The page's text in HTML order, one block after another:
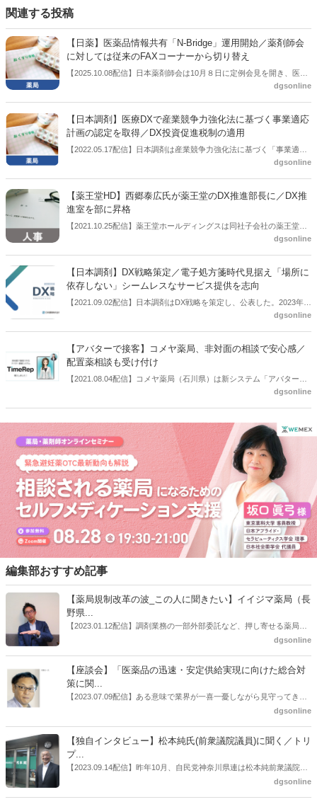
関連する投稿
【日薬】医薬品情報共有「N-Bridge」運用開始／薬剤師会
に対しては従来のFAXコーナーから切り替え
【2025.10.08配信】日本薬剤師会は10月８日に定例会見を開き、医薬
品情報共有機能を含めた薬局DX基盤サービス「N-Bridge」の運用を開
薬品情報共有・医薬品発注等の機能を統合したシステムを提供する。
電子お薬手帳システム等を続合し、各都道府県・地域・支部 薬剤師会
に対して従来のFAXコーナーから切り替えを行う見込み。
dgsonline
【日本調剤】医療DXで産業競争力強化法に基づく事業適応
計画の認定を取得／DX投資促進税制の適用
【2022.05.17配信】日本調剤は産業競争力強化法に基づく「事業適応
dgsonline
【薬王堂HD】西郷泰広氏が薬王堂のDX推進部長に／DX推
進室を部に昇格
【2021.10.25配信】薬王堂ホールディングスは同社子会社の薬王堂の
DX推進部長に西郷泰広氏が就く人事を公表した。DX推進室を部に昇
dgsonline
【日本調剤】DX戦略策定／電子処方箋時代見据え「場所に
依存しない」シームレスなサービス提供を志向
【2021.09.02配信】日本調剤はDX戦略を策定し、公表した。2023年1
月に開始が見込まれている電子処方箋の利活用を見据え、「場所に依
dgsonline
【アバターで接客】コメヤ薬局、非対面の相談で安心感／
配置薬相談も受け付け
【2021.08.04配信】コメヤ薬局（石川県）は新システム「アバターを
dgsonline
編集部おすすめ記事
【薬局規制改革の波_この人に聞きたい】イイジマ薬局（長
野県...
【2023.01.12配信】調剤業務の一部外部委託など、押し寄せる薬局業
界への規制改革の波。この規制改革の波を薬局業界はどう受け止めた
はないだろうか。本紙ではこうした問題について、厚労省「薬局薬剤
師の業務及び薬局の機能に関するワーキンググループ」に参考人とし
ても出席していたイイジマ薬局（長野県上田市）開設者である飯島裕
dgsonline
【座談会】「医薬品の迅速・安定供給実現に向けた総合対
策に関...
【2023.07.09配信】ある意味で業界が一喜一憂しながら見守ってきた
厚労省「医薬品の迅速・安定供給実現に向けた総合対策に関する有識
書がとりまとめられた。ドラビズon-lineでは検討会を総括する目的で
厚労省医政局医薬産業振興・医療情報企画課長（医薬産業振興・医療
情報企画課セルフケア・セルフメディケーション推進室長併任）安藤
公一氏や青山学院大学名誉教授の三村優美子氏、 日本保険薬局協会医
dgsonline
【独自インタビュー】松本純氏(前衆議院議員)に聞く／トリ
プ...
【2023.09.14配信】昨年10月、自民党神奈川県連は松本純前衆議院議
員を「自民党神奈川1区」（横浜市中区・磯子区・金沢区）の支部長
dgsonline